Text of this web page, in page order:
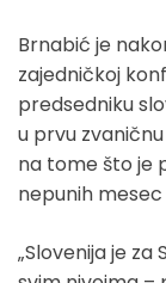
Brnabić je
zajedničkoj
predsedniku
u prvu
na tome što je
nepunih mesec
„Slovenija je